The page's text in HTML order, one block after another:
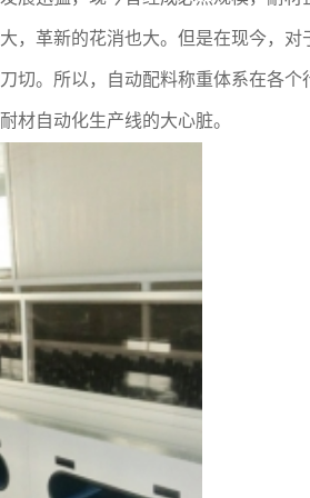
，革新的花消也大。但是在现今，对
切。所以，自动配料称重体系在各个
材自动化生产线的大心脏。